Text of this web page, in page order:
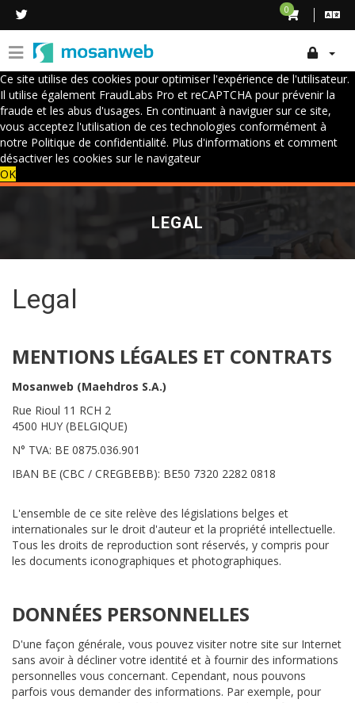
Ce site utilise des cookies pour optimiser l'expérience de l'utilisateur.
Il utilise également FraudLabs Pro et reCAPTCHA pour prévenir la
fraude et les abus d'usages. En continuant à naviguer sur ce site,
vous acceptez l'utilisation de ces technologies conformément à
notre Politique de confidentialité. Plus d'informations et comment
désactiver les cookies sur le navigateur
OK
0
LEGAL
Legal
MENTIONS LÉGALES ET CONTRATS
Mosanweb (Maehdros S.A.)
Rue Rioul 11 RCH 2
4500 HUY (BELGIQUE)
N° TVA: BE 0875.036.901
IBAN BE (CBC / CREGBEBB): BE50 7320 2282 0818
L'ensemble de ce site relève des législations belges et
internationales sur le droit d'auteur et la propriété intellectuelle.
Tous les droits de reproduction sont réservés, y compris pour
les documents iconographiques et photographiques.
DONNÉES PERSONNELLES
D'une façon générale, vous pouvez visiter notre site sur Internet
sans avoir à décliner votre identité et à fournir des informations
personnelles vous concernant. Cependant, nous pouvons
parfois vous demander des informations. Par exemple, pour